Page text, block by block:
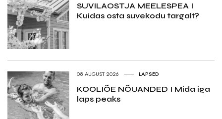
SUVILAOSTJA MEELESPEA I
Kuidas osta suvekodu targalt?
08.AUGUST 2026 LAPSED
KOOLIÕE NÕUANDED I Mida iga
laps peaks